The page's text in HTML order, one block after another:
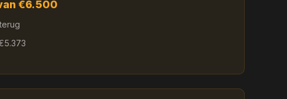
€6.500